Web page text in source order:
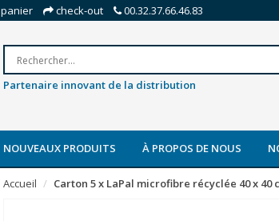
panier check-out 00.32.37.66.46.83
Partenaire innovant de la distribution
NOUVEAUX PRODUITS À PROPOS DE NOUS
Accueil Carton 5 x LaPal microfibre récyclée 40 x 40